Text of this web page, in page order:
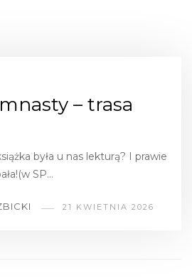
– trasa
była u nas lekturą? I prawie
SP…
21 KWIETNIA 2026